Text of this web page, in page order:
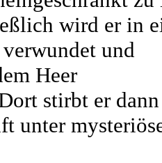
wird er in
und
Heer
stirbt er
unter